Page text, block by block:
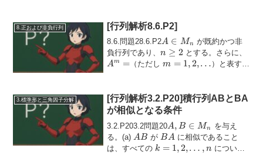
8.正および非負行列 [行列解析8.6.P2]
8.6.問題28.6.P2A
\in
M_n
A ∈ Mn が既約かつ非
負行列であり、n
\ge
n ≥ 2とする。さらに、
Am = （ただしm =
m = 1,2,… ）と表す。
3.標準形と三角因子分解
[行列解析3.2.P20]積行列ABとBA
が相似となる条件
3.2.P203.2問題20A,B\in
M_n
A , B ∈ Mn
を与え
る。(a) AB
A B が BA
B A に相似であること
は、すべての k=1,2,\dots,n
k = 1,2,… , n について